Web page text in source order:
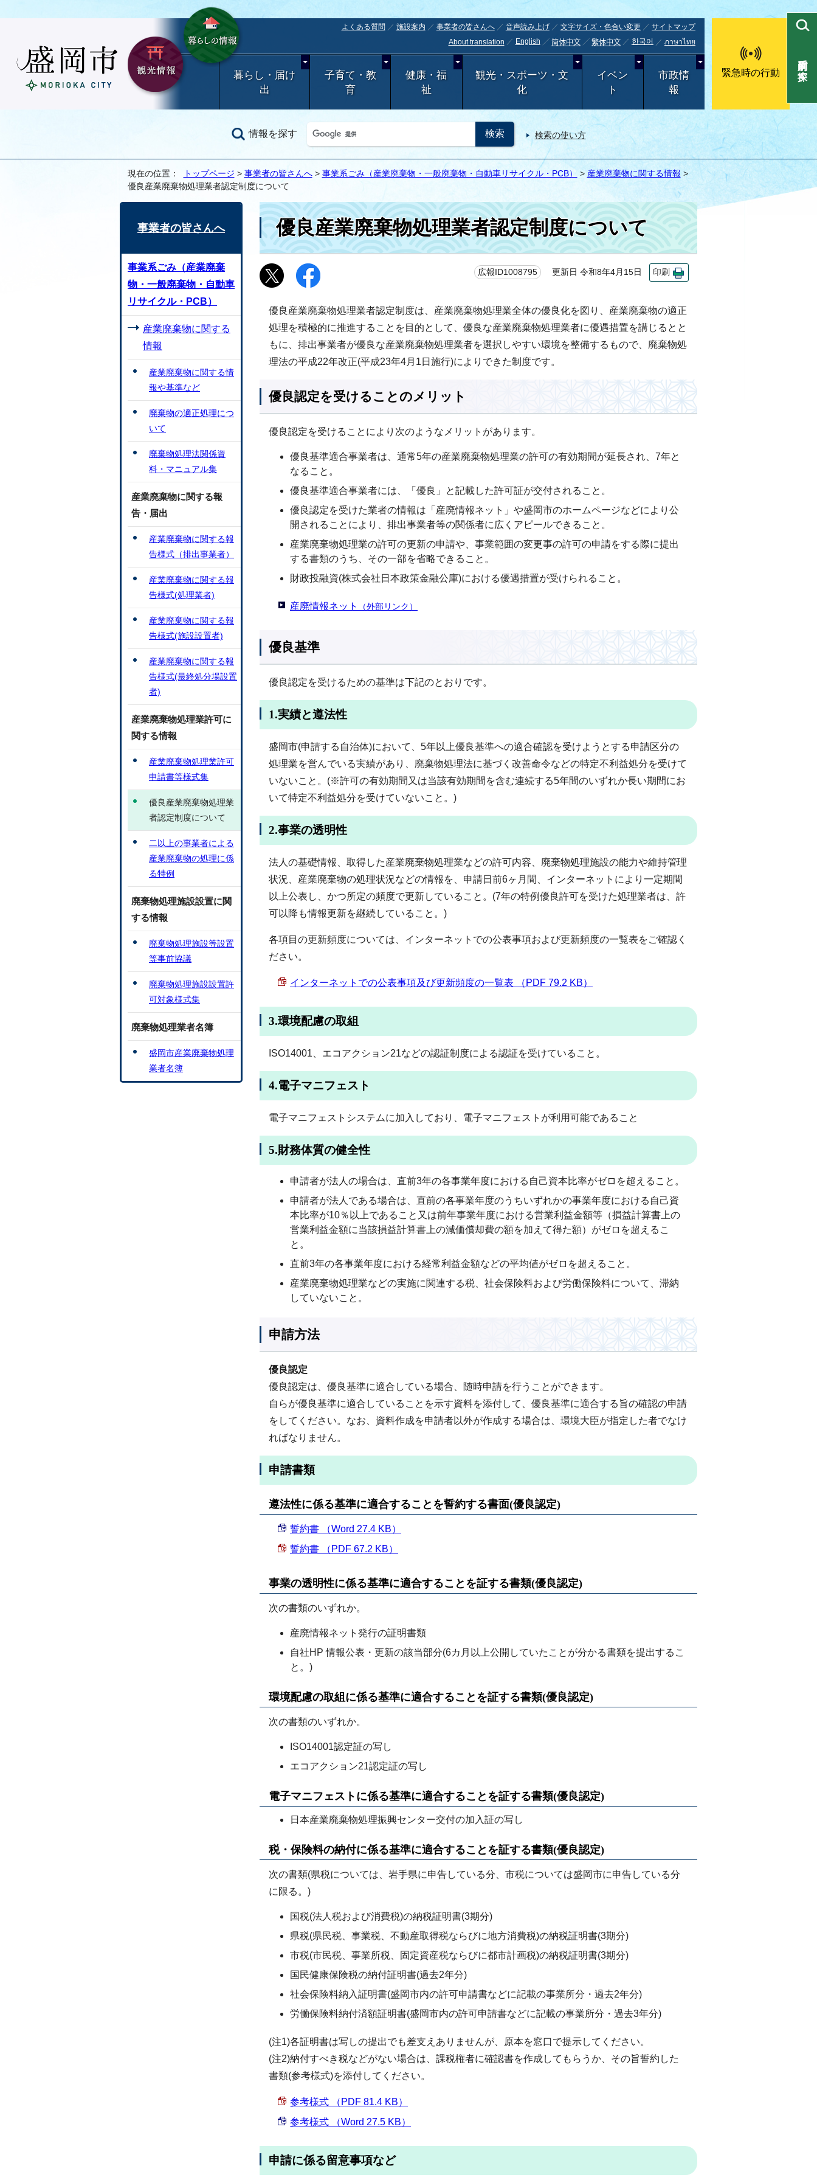
よくある質問 施設案内 事業者の皆さんへ 音声読み上げ 文字サイズ・色合い変更
サイトマップ
About translation
English 简体中文 繁体中文 한국어 ภาษาไทย
暮らし・届け
出
子育て・教
育
健康・福
祉
観光・スポーツ・文
化
イベン
ト
市政情
報
緊急時の行動
情報を探す 検索の使い方
目的別で探す
現在の位置： トップページ > 事業者の皆さんへ> 事業系ごみ（産業廃棄物・一般廃棄物・自動車リサイクル・PCB） > 産業廃棄物に関する情報 >
優良産業廃棄物処理業者認定制度について
優良産業廃棄物処理業者認定制度について
広報ID1008795 更新日 令和8年4月15日 印刷
優良産業廃棄物処理業者認定制度は、産業廃棄物処理業全体の優良化を図り、産業廃棄物の適正
処理を積極的に推進することを目的として、優良な産業廃棄物処理業者に優遇措置を講じるとと
もに、排出事業者が優良な産業廃棄物処理業者を選択しやすい環境を整備するもので、廃棄物処
理法の平成22年改正(平成23年4月1日施行)によりできた制度です。
優良認定を受けることのメリット
優良認定を受けることにより次のようなメリットがあります。
優良基準適合事業者は、通常5年の産業廃棄物処理業の許可の有効期間が延長され、7年と
なること。
優良基準適合事業者には、「優良」と記載した許可証が交付されること。
優良認定を受けた業者の情報は「産廃情報ネット」や盛岡市のホームページなどにより公
開されることにより、排出事業者等の関係者に広くアピールできること。
産業廃棄物処理業の許可の更新の申請や、事業範囲の変更事の許可の申請をする際に提出
する書類のうち、その一部を省略できること。
財政投融資(株式会社日本政策金融公庫)における優遇措置が受けられること。
産廃情報ネット （外部リンク）
優良基準
優良認定を受けるための基準は下記のとおりです。
1.実績と遵法性
盛岡市(申請する自治体)において、5年以上優良基準への適合確認を受けようとする申請区分の
処理業を営んでいる実績があり、廃棄物処理法に基づく改善命令などの特定不利益処分を受けて
いないこと。(※許可の有効期間又は当該有効期間を含む連続する5年間のいずれか長い期間にお
いて特定不利益処分を受けていないこと。)
2.事業の透明性
法人の基礎情報、取得した産業廃棄物処理業などの許可内容、廃棄物処理施設の能力や維持管理
状況、産業廃棄物の処理状況などの情報を、申請日前6ヶ月間、インターネットにより一定期間
以上公表し、かつ所定の頻度で更新していること。(7年の特例優良許可を受けた処理業者は、許
可以降も情報更新を継続していること。)
各項目の更新頻度については、インターネットでの公表事項および更新頻度の一覧表をご確認く
ださい。
インターネットでの公表事項及び更新頻度の一覧表 （PDF 79.2 KB）
3.環境配慮の取組
ISO14001、エコアクション21などの認証制度による認証を受けていること。
4.電子マニフェスト
電子マニフェストシステムに加入しており、電子マニフェストが利用可能であること
5.財務体質の健全性
申請者が法人の場合は、直前3年の各事業年度における自己資本比率がゼロを超えること。
申請者が法人である場合は、直前の各事業年度のうちいずれかの事業年度における自己資
本比率が10％以上であること又は前年事業年度における営業利益金額等（損益計算書上の
営業利益金額に当該損益計算書上の減価償却費の額を加えて得た額）がゼロを超えるこ
と。
直前3年の各事業年度における経常利益金額などの平均値がゼロを超えること。
産業廃棄物処理業などの実施に関連する税、社会保険料および労働保険料について、滞納
していないこと。
申請方法
優良認定
優良認定は、優良基準に適合している場合、随時申請を行うことができます。
自らが優良基準に適合していることを示す資料を添付して、優良基準に適合する旨の確認の申請
をしてください。なお、資料作成を申請者以外が作成する場合は、環境大臣が指定した者でなけ
ればなりません。
申請書類
遵法性に係る基準に適合することを誓約する書面(優良認定)
誓約書 （Word 27.4 KB）
誓約書 （PDF 67.2 KB）
事業の透明性に係る基準に適合することを証する書類(優良認定)
次の書類のいずれか。
産廃情報ネット発行の証明書類
自社HP 情報公表・更新の該当部分(6カ月以上公開していたことが分かる書類を提出するこ
と。)
環境配慮の取組に係る基準に適合することを証する書類(優良認定)
次の書類のいずれか。
ISO14001認定証の写し
エコアクション21認定証の写し
電子マニフェストに係る基準に適合することを証する書類(優良認定)
日本産業廃棄物処理振興センター交付の加入証の写し
税・保険料の納付に係る基準に適合することを証する書類(優良認定)
次の書類(県税については、岩手県に申告している分、市税については盛岡市に申告している分
に限る。)
国税(法人税および消費税)の納税証明書(3期分)
県税(県民税、事業税、不動産取得税ならびに地方消費税)の納税証明書(3期分)
市税(市民税、事業所税、固定資産税ならびに都市計画税)の納税証明書(3期分)
国民健康保険税の納付証明書(過去2年分)
社会保険料納入証明書(盛岡市内の許可申請書などに記載の事業所分・過去2年分)
労働保険料納付済額証明書(盛岡市内の許可申請書などに記載の事業所分・過去3年分)
(注1)各証明書は写しの提出でも差支えありませんが、原本を窓口で提示してください。
(注2)納付すべき税などがない場合は、課税権者に確認書を作成してもらうか、その旨誓約した
書類(参考様式)を添付してください。
参考様式 （PDF 81.4 KB）
参考様式 （Word 27.5 KB）
申請に係る留意事項など
事業者の皆さんへ
事業系ごみ（産業廃棄
物・一般廃棄物・自動車
リサイクル・PCB）
産業廃棄物に関する
情報
産業廃棄物に関する情
報や基準など
廃棄物の適正処理につ
いて
廃棄物処理法関係資
料・マニュアル集
産業廃棄物に関する報
告・届出
産業廃棄物に関する報
告様式（排出事業者）
産業廃棄物に関する報
告様式(処理業者)
産業廃棄物に関する報
告様式(施設設置者)
産業廃棄物に関する報
告様式(最終処分場設置
者)
産業廃棄物処理業許可に
関する情報
産業廃棄物処理業許可
申請書等様式集
優良産業廃棄物処理業
者認定制度について
二以上の事業者による
産業廃棄物の処理に係
る特例
廃棄物処理施設設置に関
する情報
廃棄物処理施設等設置
等事前協議
廃棄物処理施設設置許
可対象様式集
廃棄物処理業者名簿
盛岡市産業廃棄物処理
業者名簿